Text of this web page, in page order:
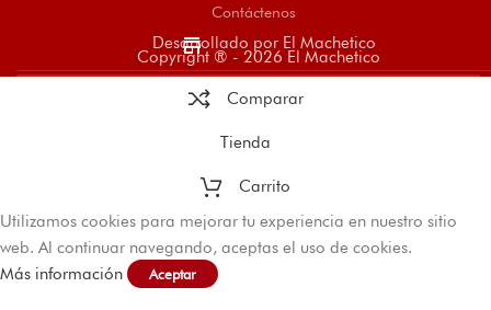
Contáctenos
store
Desarrollado por El Machetico
Copyright ® - 2026 El Machetico
Comparar
Tienda
Carrito
Utilizamos cookies para mejorar tu experiencia en nuestro sitio
web. Al continuar navegando, aceptas el uso de cookies.
Más información
Aceptar